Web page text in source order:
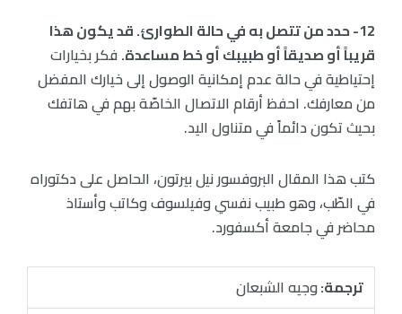
12- حدد من تتصل به في حالة الطوارئ. قد يكون هذا
قريباً أو صديقاً أو طبيبك أو خط مساعدة.فكر بخيارات
إحتياطية في حالة عدم إمكانية الوصول إلى خيارك المفضل
من معارفك. احفظ أرقام الاتصال الخاصّة بهم في هاتفك
بحيث تكون دائماً في متناول اليد.
كتب هذا المقال البروفسور نيل بيرتون، الحاصل على دكتوراه
في الطّب، وهو طبيب نفسي وفيلسوف وكاتب وأستاذ
محاضر في جامعة أكسفورد.
ترجمة:وجيه الشبعان